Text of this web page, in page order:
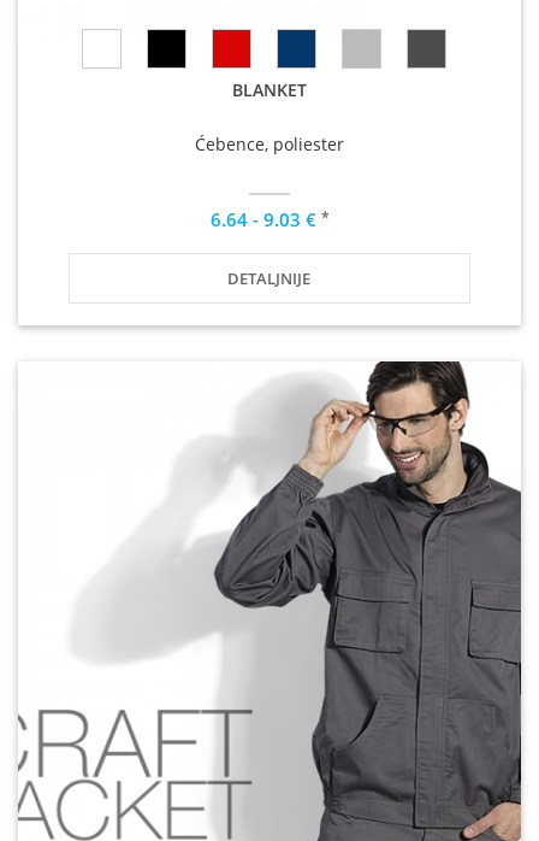
BLANKET
Ćebence, poliester
6.64 - 9.03 € *
DETALJNIJE